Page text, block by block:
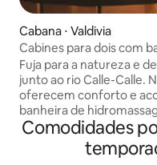
Cabana ⋅ Valdivia
Cabines para dois com
para o rio
Fuja para a natureza e
junto ao rio Calle-Calle.
oferecem conforto e
banheira de
ar livre no terraço, vista
ambiente natural. Ideal
procuram relaxar,
Comodidades